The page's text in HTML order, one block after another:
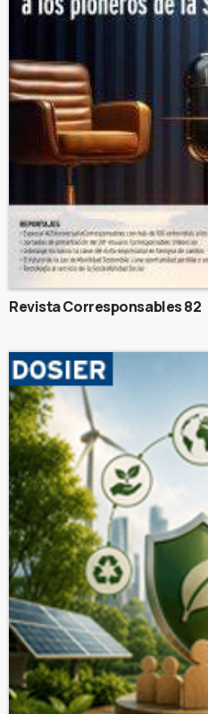
Revista Corresponsables 82